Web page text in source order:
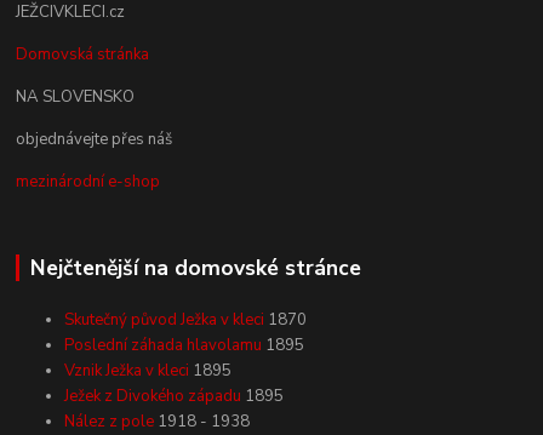
JEŽCIVKLECI.cz
Domovská stránka
NA SLOVENSKO
objednávejte přes náš
mezinárodní e-shop
Nejčtenější na domovské stránce
Skutečný původ Ježka v kleci 1870
Poslední záhada hlavolamu 1895
Vznik Ježka v kleci 1895
Ježek z Divokého západu 1895
Nález z pole 1918 - 1938